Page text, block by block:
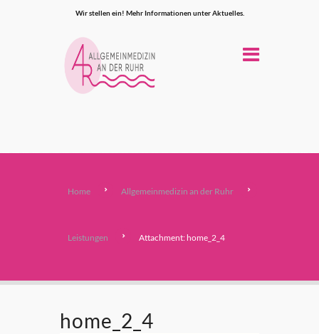
Wir stellen ein! Mehr Informationen unter Aktuelles.
Home Allgemeinmedizin an der Ruhr
Leistungen Attachment: home_2_4
home_2_4